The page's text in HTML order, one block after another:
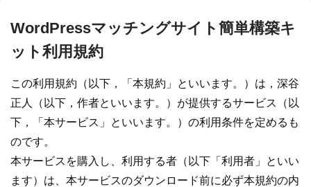
WordPressマッチングサイト簡単構築キ
ット利用規約
この利用規約（以下，「本規約」といいます。）は，深谷
正人（以下，作者といいます。）が提供するサービス（以
下，「本サービス」といいます。）の利用条件を定めるも
のです。
本サービスを購入し、利用する者（以下「利用者」といい
ます）は、本サービスのダウンロード前に必ず本規約の内